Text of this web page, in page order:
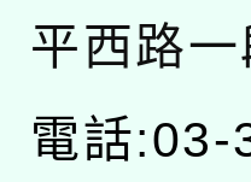
平西路
電話:03-